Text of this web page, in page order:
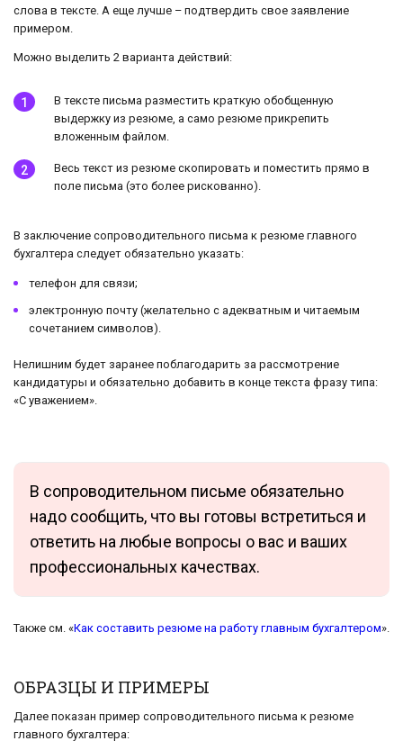
слова в тексте. А еще лучше – подтвердить свое заявление
примером.
Можно выделить 2 варианта действий:
В тексте письма разместить краткую обобщенную
выдержку из резюме, а само резюме прикрепить
вложенным файлом.
Весь текст из резюме скопировать и поместить прямо в
поле письма (это более рискованно).
В заключение сопроводительного письма к резюме главного
бухгалтера следует обязательно указать:
телефон для связи;
электронную почту (желательно с адекватным и читаемым
сочетанием символов).
Нелишним будет заранее поблагодарить за рассмотрение
кандидатуры и обязательно добавить в конце текста фразу типа:
«С уважением».
В сопроводительном письме обязательно
надо сообщить, что вы готовы встретиться и
ответить на любые вопросы о вас и ваших
профессиональных качествах.
Также см. «Как составить резюме на работу главным бухгалтером».
ОБРАЗЦЫ И ПРИМЕРЫ
Далее показан пример сопроводительного письма к резюме
главного бухгалтера: